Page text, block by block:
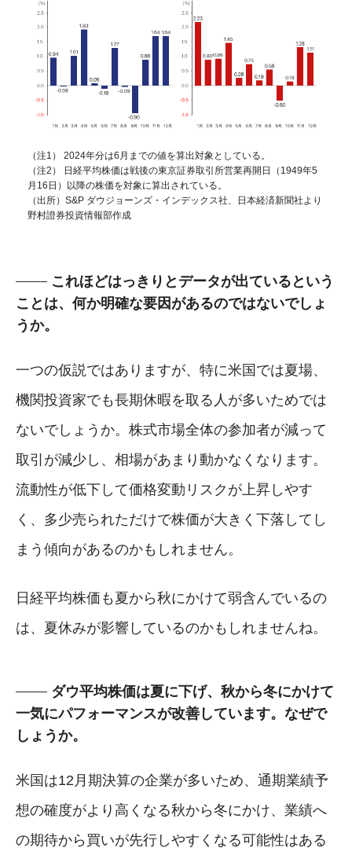
（注1） 2024年分は6月までの値を算出対象としている。
（注2） 日経平均株価は戦後の東京証券取引所営業再開日（1949年5
月16日）以降の株価を対象に算出されている。
（出所）S&P ダウジョーンズ・インデックス社、日本経済新聞社より
野村證券投資情報部作成
これほどはっきりとデータが出ているという
ことは、何か明確な要因があるのではないでしょ
うか。
一つの仮説ではありますが、特に米国では夏場、
機関投資家でも長期休暇を取る人が多いためでは
ないでしょうか。株式市場全体の参加者が減って
取引が減少し、相場があまり動かなくなります。
流動性が低下して価格変動リスクが上昇しやす
く、多少売られただけで株価が大きく下落してし
まう傾向があるのかもしれません。
日経平均株価も夏から秋にかけて弱含んでいるの
は、夏休みが影響しているのかもしれませんね。
ダウ平均株価は夏に下げ、秋から冬にかけて
一気にパフォーマンスが改善しています。なぜで
しょうか。
米国は12月期決算の企業が多いため、通期業績予
想の確度がより高くなる秋から冬にかけ、業績へ
の期待から買いが先行しやすくなる可能性はある